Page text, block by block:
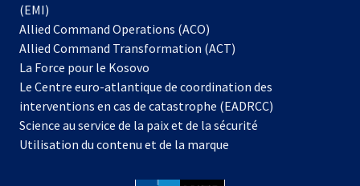
(EMI)
Allied Command Operations (ACO)
dans
nouvel
onglet
Allied Command Transformation (ACT)
La Force pour le Kosovo
dans
un
nouvel
onglet
Le Centre euro-atlantique de coordination des
interventions en cas de catastrophe (EADRCC)
Science au service de la paix et de la sécurité
Utilisation du contenu et de la marque